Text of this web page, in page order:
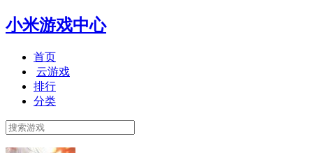
小米游戏中心
首页
云游戏
排行
分类